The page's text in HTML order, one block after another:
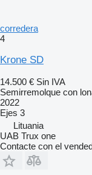
corredera
4
Krone SD
14.500 € Sin IVA
Semirremolque con
2022
Ejes 3
Lituania
UAB Trux one
Contacte con el